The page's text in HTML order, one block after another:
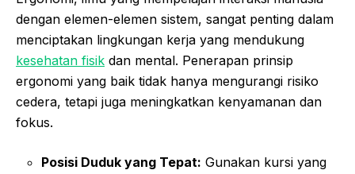
dengan elemen-elemen sistem, sangat penting dalam
menciptakan lingkungan kerja yang mendukung
kesehatan fisik dan mental. Penerapan prinsip
ergonomi yang baik tidak hanya mengurangi risiko
cedera, tetapi juga meningkatkan kenyamanan dan
fokus.
Posisi Duduk yang Tepat: Gunakan kursi yang